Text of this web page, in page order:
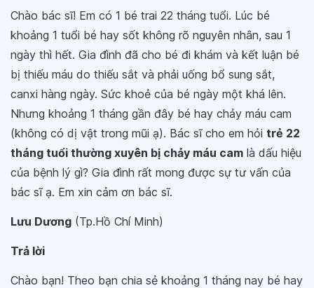
Chào bác sĩ! Em có 1 bé trai 22 tháng tuổi. Lúc bé
khoảng 1 tuổi bé hay sốt không rõ nguyên nhân, sau 1
ngày thì hết. Gia đình đã cho bé đi khám và kết luận bé
bị thiếu máu do thiếu sắt và phải uống bổ sung sắt,
canxi hàng ngày. Sức khoẻ của bé ngày một khá lên.
Nhưng khoảng 1 tháng gần đây bé hay chảy máu cam
(không có dị vật trong mũi ạ). Bác sĩ cho em hỏi trẻ 22
tháng tuổi thường xuyên bị chảy máu cam là dấu hiệu
của bệnh lý gì? Gia đình rất mong được sự tư vấn của
bác sĩ ạ. Em xin cảm ơn bác sĩ.
Lưu Dương (Tp.Hồ Chí Minh)
Trả lời
Chào bạn! Theo bạn chia sẻ khoảng 1 tháng nay bé hay